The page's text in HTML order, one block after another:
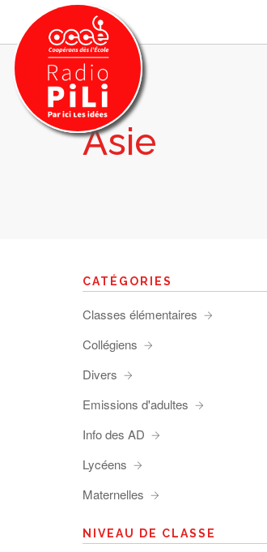
PRÉSENTATION
GRILLE DES PROGRAMMES
RECHERCHER
Asie
CATÉGORIES
Classes élémentaires
Collégiens
Divers
Emissions d'adultes
Info des AD
Lycéens
Maternelles
NIVEAU DE CLASSE